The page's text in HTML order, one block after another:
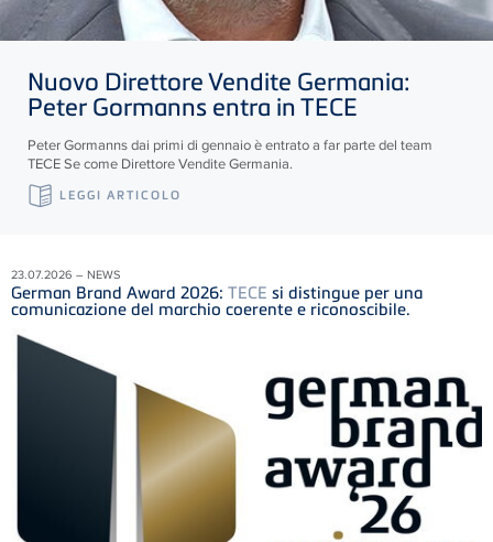
Nuovo Direttore Vendite Germania:
Peter Gormanns entra inTECE
Peter Gormanns dai primi di gennaio è entrato a far parte del team
TECESe come Direttore Vendite Germania.
LEGGI ARTICOLO
23.07.2026 – NEWS
German Brand Award 2026: TECE si distingue per una
comunicazione del marchio coerente e riconoscibile.